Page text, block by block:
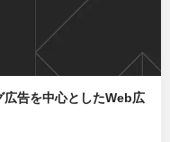
広告を中心としたWeb広